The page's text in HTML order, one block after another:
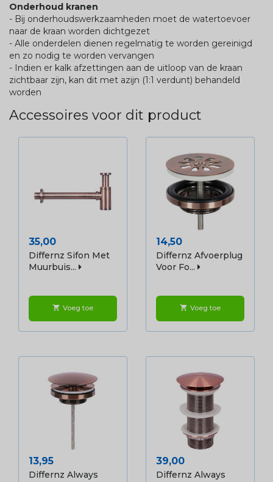
Onderhoud kranen
- Bij onderhoudswerkzaamheden moet de watertoevoer
naar de kraan worden dichtgezet
- Alle onderdelen dienen regelmatig te worden gereinigd
en zo nodig te worden vervangen
- Indien er kalk afzettingen aan de uitloop van de kraan
zichtbaar zijn, kan dit met azijn (1:1 verdunt) behandeld
worden
Accessoires voor dit product
Prijs
35,00
Differnz Sifon Met
Muurbuis...
shopping_cart Voeg toe
Prijs
14,50
Differnz Afvoerplug
Voor Fo...
shopping_cart Voeg toe
Prijs
13,95
Differnz Always
Prijs
39,00
Differnz Always